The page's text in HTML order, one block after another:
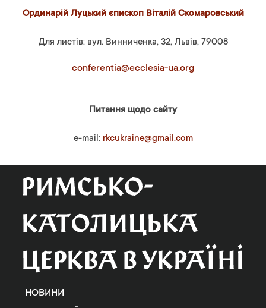
Ординарій Луцький єпископ Віталій Скомаровський
Для листів: вул. Винниченка, 32, Львів, 79008
conferentia@ecclesia-ua.org
Питання щодо сайту
e-mail: rkcukraine@gmail.com
НОВИНИ